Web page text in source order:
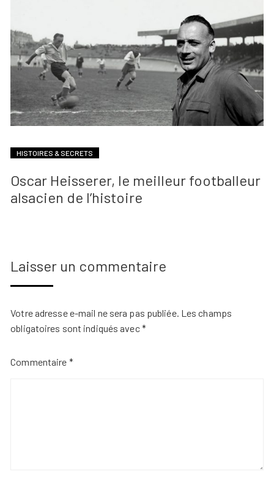
HISTOIRES & SECRETS
Oscar Heisserer, le meilleur footballeur
alsacien de l’histoire
Laisser un commentaire
Votre adresse e-mail ne sera pas publiée. Les champs
obligatoires sont indiqués avec*
Commentaire *